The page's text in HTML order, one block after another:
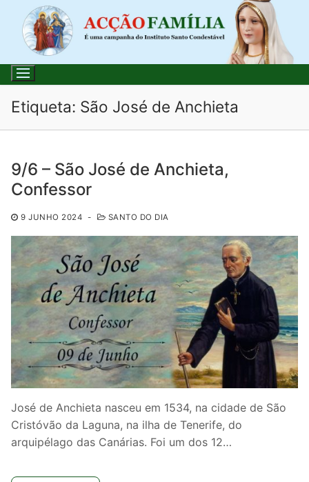
para
conteúdo
por:
Loja
Blog
Santo do Dia
Quem somos nós
Etiqueta: São José de Anchieta
9/6 – São José de Anchieta,
Confessor
9 JUNHO 2024 - SANTO DO DIA
José de Anchieta nasceu em 1534, na cidade de São
Cristóvão da Laguna, na ilha de Tenerife, do
arquipélago das Canárias. Foi um dos 12…